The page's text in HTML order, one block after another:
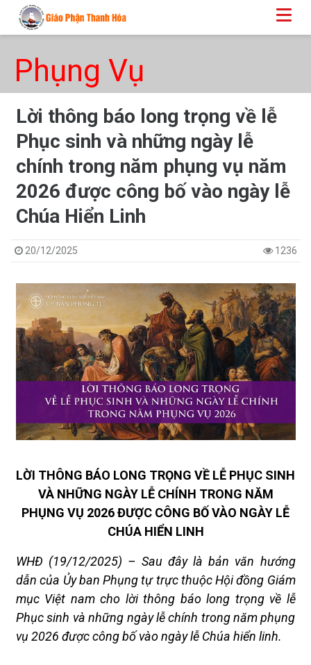
Phụng Vụ
Lời thông báo long trọng về lễ
Phục sinh và những ngày lễ
chính trong năm phụng vụ năm
2026 được công bố vào ngày lễ
Chúa Hiển Linh
20/12/2025 1236
LỜI THÔNG BÁO LONG TRỌNG VỀ LỄ PHỤC SINH
VÀ NHỮNG NGÀY LỄ CHÍNH TRONG NĂM
PHỤNG VỤ 2026 ĐƯỢC CÔNG BỐ VÀO NGÀY LỄ
CHÚA HIỂN LINH
WHĐ (19/12/2025) – Sau đây là bản văn hướng
dẫn của Ủy ban Phụng tự trực thuộc Hội đồng Giám
mục Việt nam cho lời thông báo long trọng về lễ
Phục sinh và những ngày lễ chính trong năm phụng
vụ 2026 được công bố vào ngày lễ Chúa hiển linh.